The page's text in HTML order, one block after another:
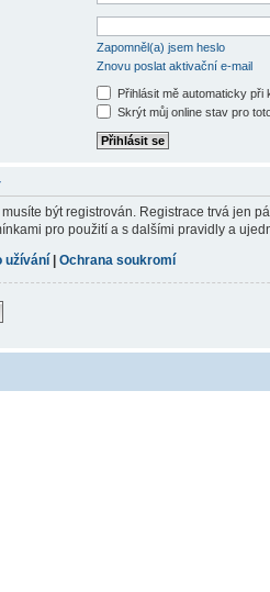
Zapomněl(a) jsem heslo
Znovu poslat aktivační e-mail
Přihlásit mě automaticky při
Skrýt můj online stav pro
být registrován. Registrace trvá jen
pro použití a s dalšími pravidly a
užívání | Ochrana soukromí